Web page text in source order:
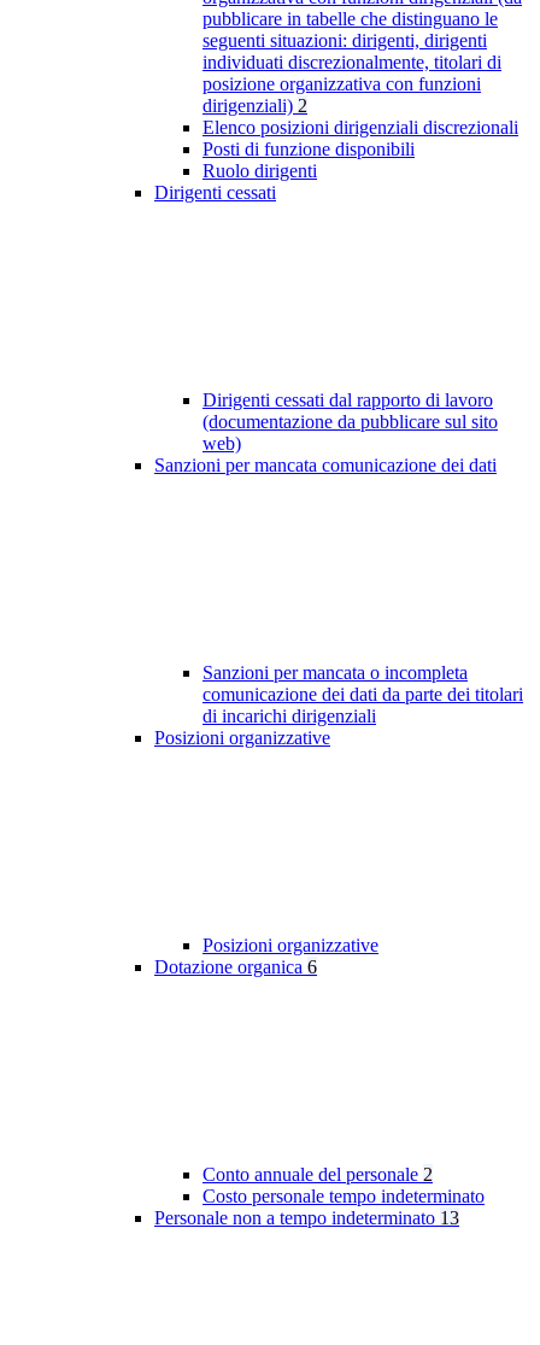
pubblicare in tabelle che distinguano le
seguenti situazioni: dirigenti, dirigenti
individuati discrezionalmente, titolari di
posizione organizzativa con funzioni
dirigenziali) 2
Elenco posizioni dirigenziali discrezionali
Posti di funzione disponibili
Ruolo dirigenti
Dirigenti cessati
Dirigenti cessati dal rapporto di lavoro
(documentazione da pubblicare sul sito
web)
Sanzioni per mancata comunicazione dei dati
Sanzioni per mancata o incompleta
comunicazione dei dati da parte dei titolari
di incarichi dirigenziali
Posizioni organizzative
Posizioni organizzative
Dotazione organica 6
Conto annuale del personale 2
Costo personale tempo indeterminato
Personale non a tempo indeterminato 13